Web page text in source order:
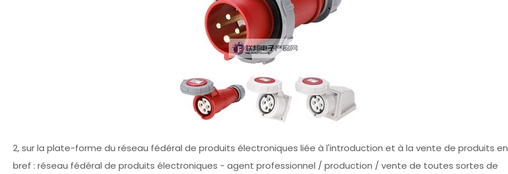
2, sur la plate-forme du réseau fédéral de produits électroniques liée à l'introduction et à la vente de produits en
bref : réseau fédéral de produits électroniques - agent professionnel / production / vente de toutes sortes de